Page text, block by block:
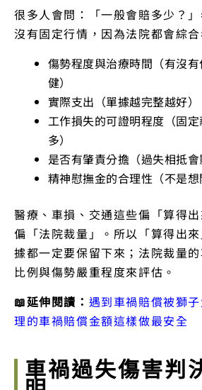
很多人會問：「一般會賠多少？
沒有固定行情，因為法院都會綜合
傷勢程度與治療時間（有沒
健）
實際支出（單據越完整越好）
工作損失的可證明程度（固
多）
是否有肇責分擔（過失相抵會
精神慰撫金的合理性（不是想
醫療、車損、交通這些偏「算得
偏「法院裁量」。所以「算得出
據都一定要保留下來；法院裁量
比例與傷勢嚴重程度來評估。
📖延伸閱讀： 遇到車禍賠償被獅
理的車禍賠償金額這樣做最安全
車禍過失傷害判